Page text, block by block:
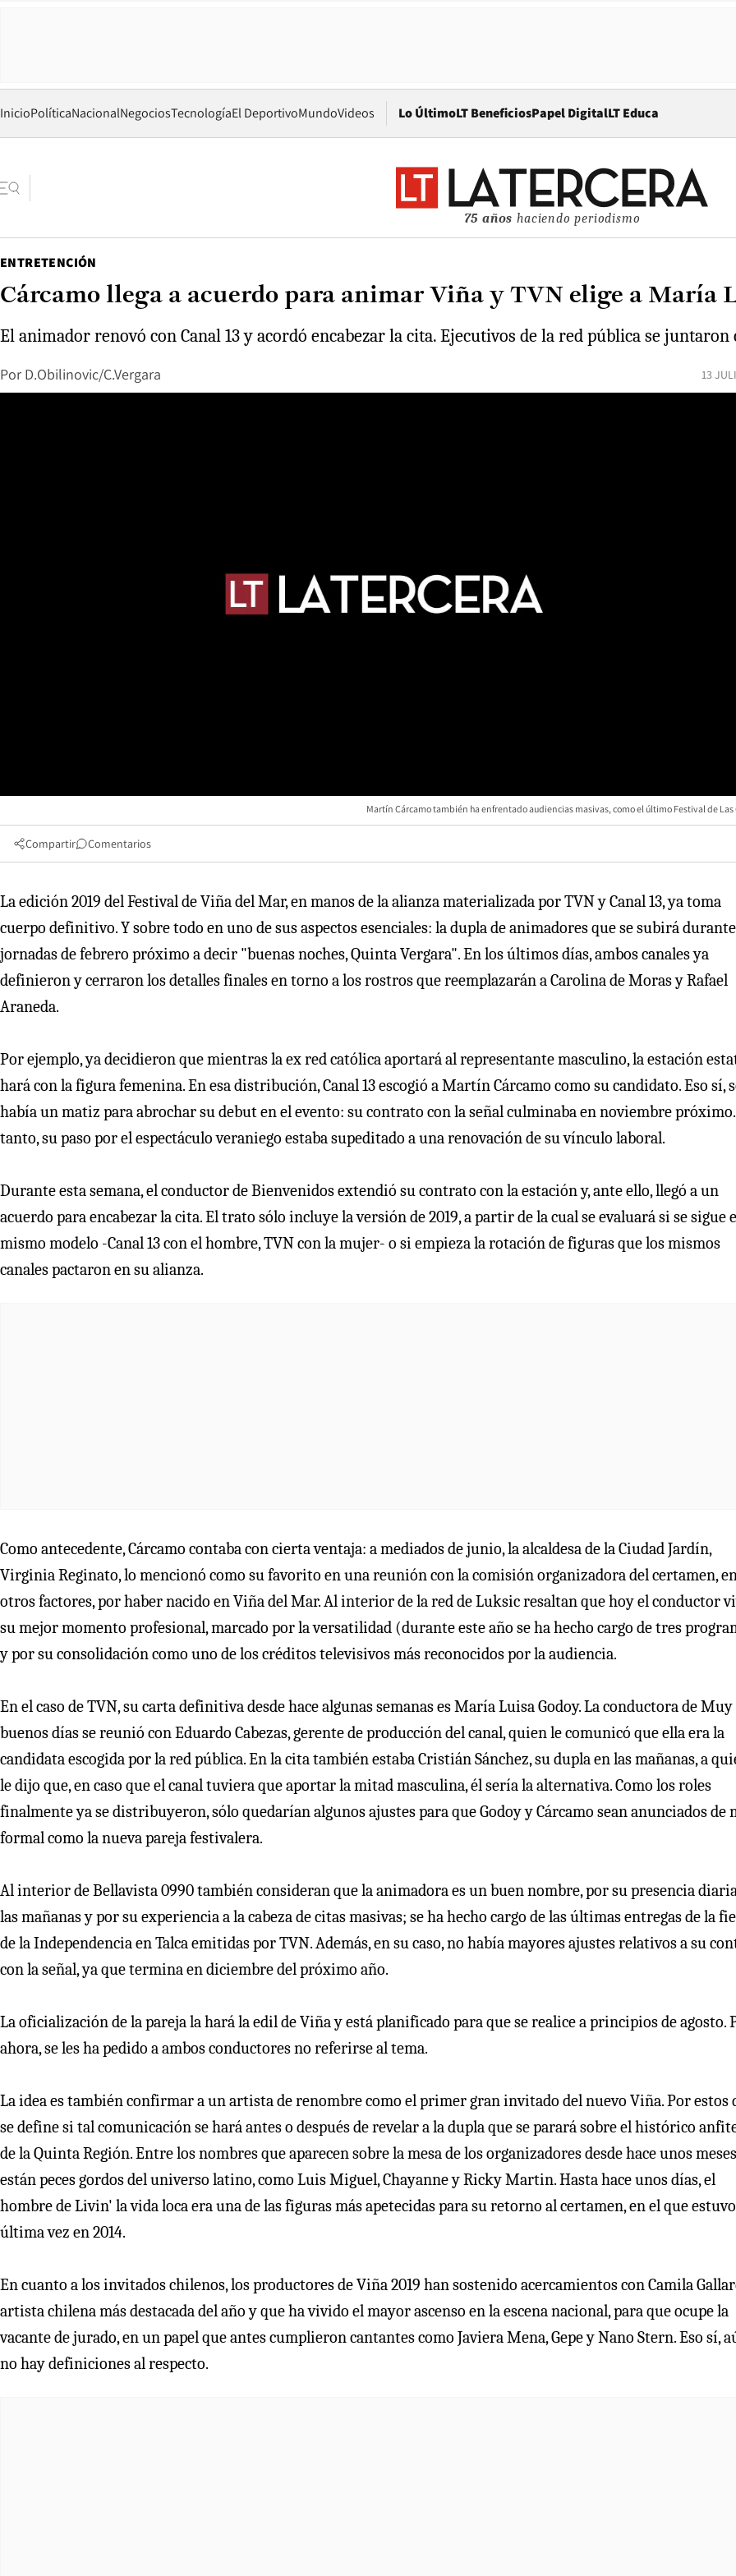
InicioPolíticaNacionalNegociosTecnologíaEl DeportivoMundoVideos Lo ÚltimoLT BeneficiosPapel DigitalOpens in new window
LT Educa
75 años haciendo periodismo
ENTRETENCIÓN
Cárcamo llega a acuerdo para animar Viña y TVN elige a María
El animador renovó con Canal 13 y acordó encabezar la cita. Ejecutivos de la red pública se
Por D.Obilinovic/C.Vergara 13
Martín Cárcamo también ha enfrentado audiencias masivas, como el último Festival de Las
Compartir Comentarios
La edición 2019 del Festival de Viña del Mar, en manos de la alianza materializada por TVN y Canal 13, ya toma
cuerpo definitivo. Y sobre todo en uno de sus aspectos esenciales: la dupla de animadores que se subirá
jornadas de febrero próximo a decir "buenas noches, Quinta Vergara". En los últimos días, ambos canales ya
definieron y cerraron los detalles finales en torno a los rostros que reemplazarán a Carolina de Moras y Rafael
Araneda.
Por ejemplo, ya decidieron que mientras la ex red católica aportará al representante masculino, la estación
hará con la figura femenina. En esa distribución, Canal 13 escogió a Martín Cárcamo como su candidato. Eso sí,
había un matiz para abrochar su debut en el evento: su contrato con la señal culminaba en noviembre
tanto, su paso por el espectáculo veraniego estaba supeditado a una renovación de su vínculo laboral.
Durante esta semana, el conductor de Bienvenidos extendió su contrato con la estación y, ante ello, llegó a un
acuerdo para encabezar la cita. El trato sólo incluye la versión de 2019, a partir de la cual se evaluará si se sigue
mismo modelo -Canal 13 con el hombre, TVN con la mujer- o si empieza la rotación de figuras que los mismos
canales pactaron en su alianza.
Como antecedente, Cárcamo contaba con cierta ventaja: a mediados de junio, la alcaldesa de la Ciudad Jardín,
Virginia Reginato, lo mencionó como su favorito en una reunión con la comisión organizadora del certamen,
otros factores, por haber nacido en Viña del Mar. Al interior de la red de Luksic resaltan que hoy el conductor
su mejor momento profesional, marcado por la versatilidad (durante este año se ha hecho cargo de tres
y por su consolidación como uno de los créditos televisivos más reconocidos por la audiencia.
En el caso de TVN, su carta definitiva desde hace algunas semanas es María Luisa Godoy. La conductora de Muy
buenos días se reunió con Eduardo Cabezas, gerente de producción del canal, quien le comunicó que ella era la
candidata escogida por la red pública. En la cita también estaba Cristián Sánchez, su dupla en las mañanas, a
le dijo que, en caso que el canal tuviera que aportar la mitad masculina, él sería la alternativa. Como los roles
finalmente ya se distribuyeron, sólo quedarían algunos ajustes para que Godoy y Cárcamo sean anunciados de
formal como la nueva pareja festivalera.
Al interior de Bellavista 0990 también consideran que la animadora es un buen nombre, por su presencia
las mañanas y por su experiencia a la cabeza de citas masivas; se ha hecho cargo de las últimas entregas de la
de la Independencia en Talca emitidas por TVN. Además, en su caso, no había mayores ajustes relativos a su
con la señal, ya que termina en diciembre del próximo año.
La oficialización de la pareja la hará la edil de Viña y está planificado para que se realice a principios de agosto.
ahora, se les ha pedido a ambos conductores no referirse al tema.
La idea es también confirmar a un artista de renombre como el primer gran invitado del nuevo Viña. Por estos
se define si tal comunicación se hará antes o después de revelar a la dupla que se parará sobre el histórico
de la Quinta Región. Entre los nombres que aparecen sobre la mesa de los organizadores desde hace unos meses
están peces gordos del universo latino, como Luis Miguel, Chayanne y Ricky Martin. Hasta hace unos días, el
hombre de Livin' la vida loca era una de las figuras más apetecidas para su retorno al certamen, en el que
última vez en 2014.
En cuanto a los invitados chilenos, los productores de Viña 2019 han sostenido acercamientos con Camila
artista chilena más destacada del año y que ha vivido el mayor ascenso en la escena nacional, para que ocupe la
vacante de jurado, en un papel que antes cumplieron cantantes como Javiera Mena, Gepe y Nano Stern. Eso sí,
no hay definiciones al respecto.